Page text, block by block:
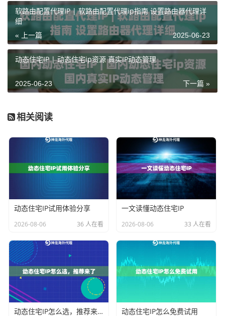
实战搭建四步走
第一步：挑个靠谱VPS
建议选离目标用户近的机房，比如做跨境电商的选美国
西海岸。注意别贪便宜买那些超售的商家，到时候网速
慢得你想哭。
sudo apt update
装完记得改默认端口，别偷懒直接用默认的3，分分钟被脚本
扫到。
• 防火代理必须开（UFW或iptables都行）
• 禁止root直接登录
• 密钥登录比密码靠谱10倍
第四步：测试环节不能省
用curl测试下连通性，别急着上线。建议搞个自动化检测
脚本，每小时自动检查服务状态。
日常维护小窍门
软路由配置代理IP | 软路由配置代理ip指南 设置路由器代理详
细
« 上一篇 2025-06-23
动态住宅IP | 动态住宅ip资源 真实IP动态管理
下一篇 »
2025-06-23
相关阅读
动态住宅IP试用体验分享
2026-08-06 36 人在看
一文读懂动态住宅IP
2026-08-06 33 人在看
动态住宅IP怎么选，推荐来了 动态住宅IP怎么免费试用